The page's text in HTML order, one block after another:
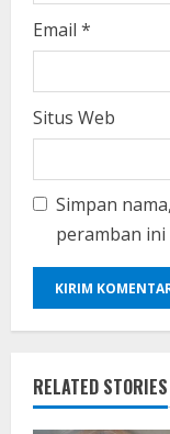
Email *
Situs Web
Simpan
peramban
RELATED STORIES